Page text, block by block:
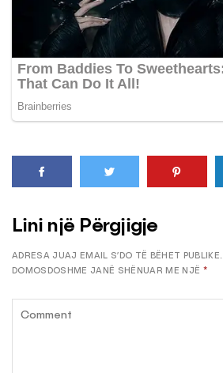
Lini një Përgjigje
ADRESA JUAJ EMAIL S’DO TË BËHET PUBLIKE.
DOMOSDOSHME JANË SHËNUAR ME NJË *